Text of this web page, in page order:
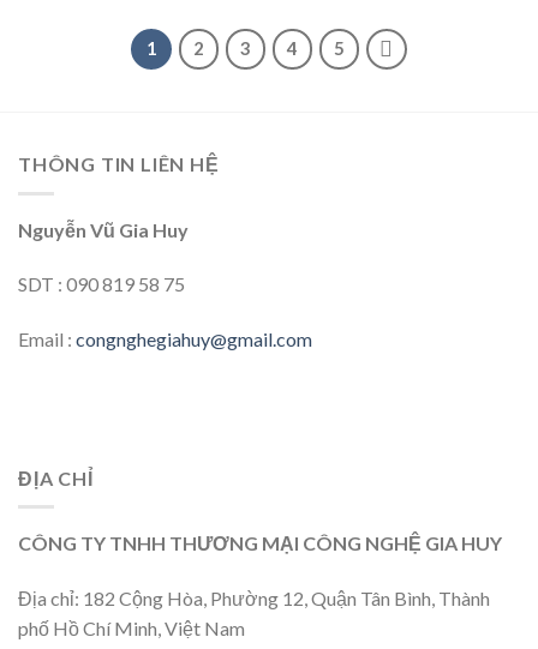
1 2 3 4 5
THÔNG TIN LIÊN HỆ
Nguyễn Vũ Gia Huy
SDT : 090 819 58 75
Email : congnghegiahuy@gmail.com
ĐỊA CHỈ
CÔNG TY TNHH THƯƠNG MẠI CÔNG NGHỆ GIA HUY
Địa chỉ: 182 Cộng Hòa, Phường 12, Quận Tân Bình, Thành
phố Hồ Chí Minh, Việt Nam